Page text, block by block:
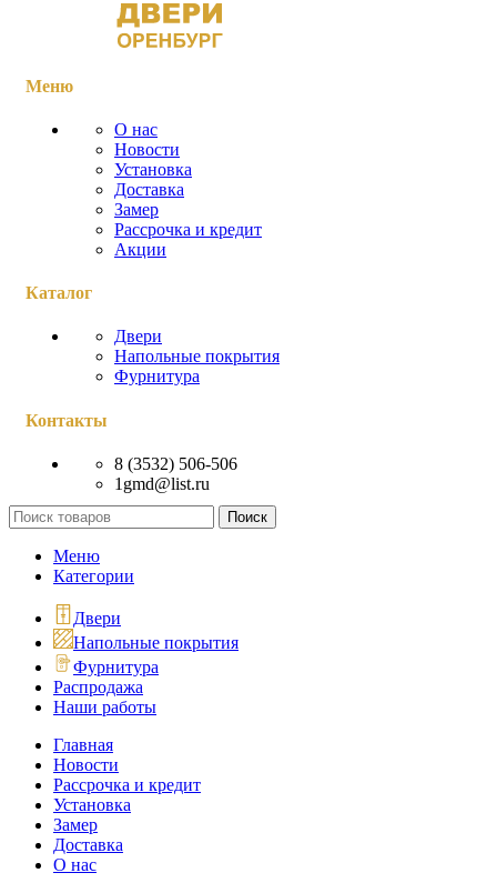
Меню
О нас
Новости
Установка
Доставка
Замер
Рассрочка и кредит
Акции
Каталог
Двери
Напольные покрытия
Фурнитура
Контакты
8 (3532) 506-506
1gmd@list.ru
Поиск
Меню
Категории
Двери
Напольные покрытия
Фурнитура
Распродажа
Наши работы
Главная
Новости
Рассрочка и кредит
Установка
Замер
Доставка
О нас